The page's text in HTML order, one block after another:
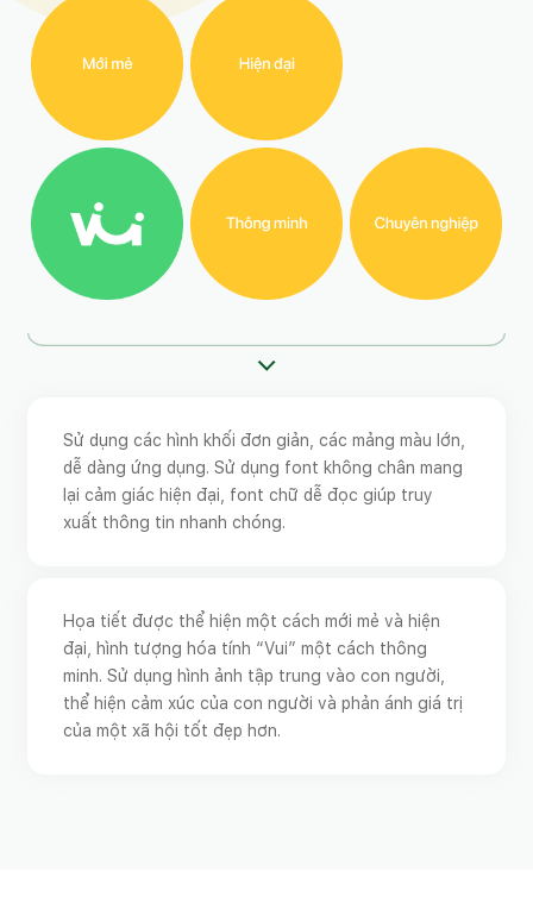
Sử dụng các hình khối đơn giản, các mảng màu lớn,
dễ dàng ứng dụng. Sử dụng font không chân mang
lại cảm giác hiện đại, font chữ dễ đọc giúp truy
xuất thông tin nhanh chóng.
Họa tiết được thể hiện một cách mới mẻ và hiện
đại, hình tượng hóa tính “Vui” một cách thông
minh. Sử dụng hình ảnh tập trung vào con người,
thể hiện cảm xúc của con người và phản ánh giá trị
của một xã hội tốt đẹp hơn.